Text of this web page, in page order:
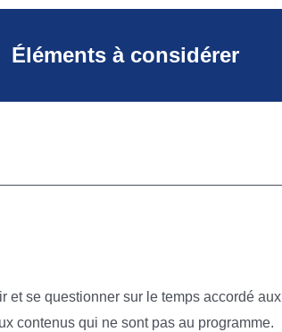
Éléments à considérer
et se questionner sur le temps accordé aux
contenus qui ne sont pas au programme.